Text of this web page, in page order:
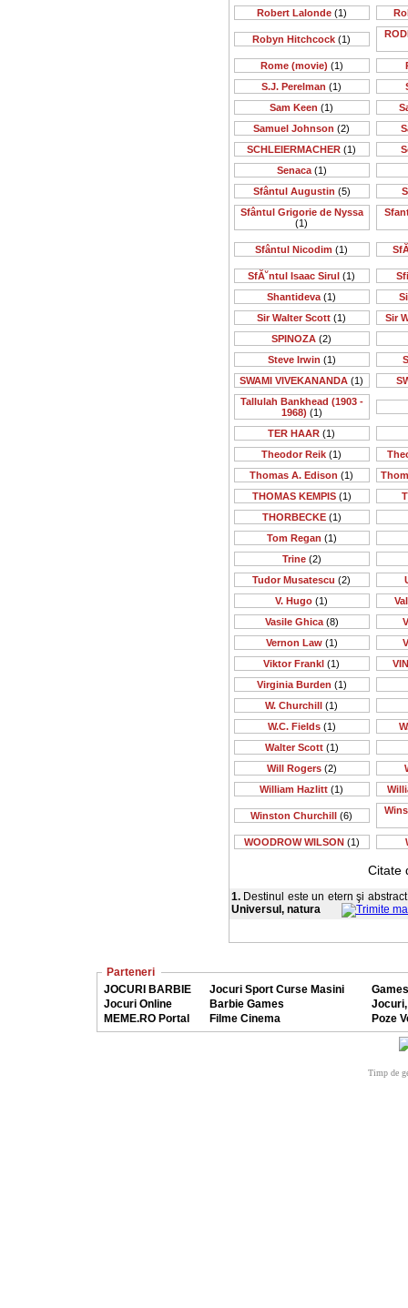
Robert Lalonde(1)
Robyn Hitchcock (1)
Rome (movie) (1)
S.J. Perelman (1)
Sam Keen (1)
Samuel Johnson (2)
SCHLEIERMACHER (1)
Senaca(1)
Sfântul Augustin (5)
Sfântul Grigorie de Nyssa
(1)
Sfântul Nicodim (1)
SfĂ˘ntul Isaac Sirul (1)
Shantideva (1)
Sir Walter Scott (1)
Sir
SPINOZA (2)
Steve Irwin (1)
SWAMI VIVEKANANDA (1)
Tallulah Bankhead (1903 -
1968) (1)
TER HAAR (1)
Theodor Reik (1)
Thomas A. Edison (1)
THOMAS KEMPIS(1)
THORBECKE(1)
Tom Regan (1)
Trine(2)
Tudor Musatescu (2)
V. Hugo (1)
Vasile Ghica(8)
Vernon Law(1)
Viktor Frankl (1)
Virginia Burden (1)
W. Churchill (1)
W.C. Fields(1)
Walter Scott(1)
Will Rogers(2)
William Hazlitt (1)
Winston Churchill (6)
WOODROW WILSON(1)
Citate
1.Destinul este un etern şi
Universul, natura
Parteneri
JOCURI BARBIE
Jocuri Sport Curse Masini
Jocuri Online
Barbie Games
MEME.RO Portal
Filme Cinema Poze
Timp de